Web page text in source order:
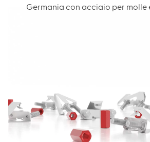
Germania con acciaio per molle